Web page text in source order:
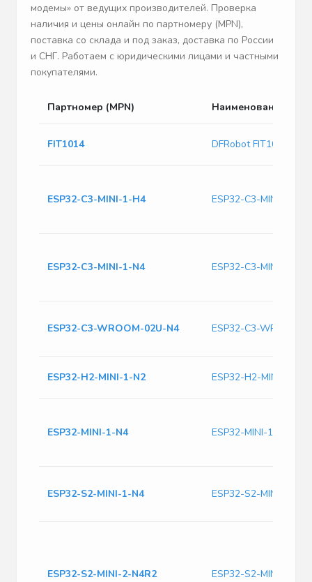
модемы» от ведущих производителей. Проверка
наличия и цены онлайн по партномеру (MPN),
поставка со склада и под заказ, доставка по России
и СНГ. Работаем с юридическими лицами и частными
покупателями.
Партномер (MPN) Наименование
FIT1014 DFRobot FIT1014
ESP32-C3-MINI-1-H4 ESP32-C3-MINI-1-H4
ESP32-C3-MINI-1-N4 ESP32-C3-MINI-1-N4
ESP32-C3-WROOM-02U-N4 ESP32-C3-WROOM-
ESP32-H2-MINI-1-N2 ESP32-H2-MINI-1-N2
ESP32-MINI-1-N4 ESP32-MINI-1-N4
ESP32-S2-MINI-1-N4 ESP32-S2-MINI-1-N4
ESP32-S2-MINI-2-N4R2 ESP32-S2-MINI-2-